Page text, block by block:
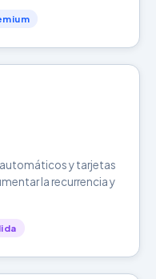
y tarjetas
la recurrencia y